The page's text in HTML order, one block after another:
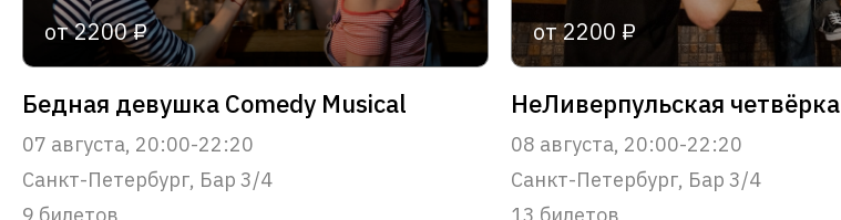
от 2200 ₽
Бедная девушка Comedy Musical
07 августа, 20:00-22:20
Санкт-Петербург, Бар 3/4
9 билетов
от 2200 ₽
НеЛиверпульская четвёрка
08 августа, 20:00-22:20
Санкт-Петербург, Бар 3/4
13 билетов